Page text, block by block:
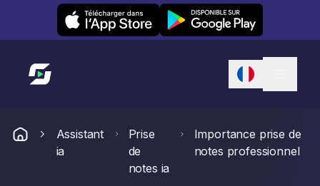
Leexi on iOS Leexi on Android
Lien vers l'accueil
Assistant
ia
Prise
de
notes ia
Importance prise de
notes professionnel